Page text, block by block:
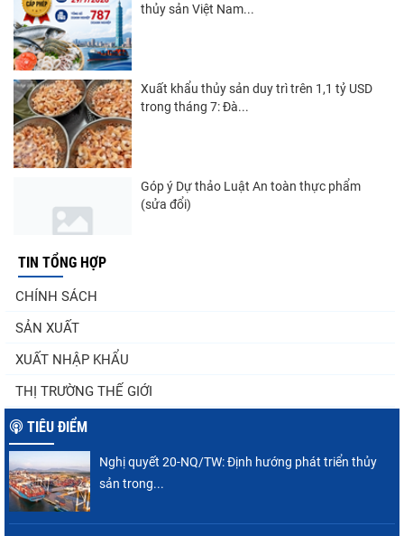
thủy sản Việt Nam...
Xuất khẩu thủy sản duy trì trên 1,1 tỷ USD
trong tháng 7: Đà...
Góp ý Dự thảo Luật An toàn thực phẩm
(sửa đổi)
Thuế Mục 301 và bài toán thích ứng của
tôm Việt tại thị...
Nguồn cung giảm, giá cá rô phi Trung Quốc
TIN TỔNG HỢP
CHÍNH SÁCH
SẢN XUẤT
XUẤT NHẬP KHẨU
THỊ TRƯỜNG THẾ GIỚI
TIÊU ĐIỂM
Nghị quyết 20-NQ/TW: Định hướng phát triển thủy
sản trong...